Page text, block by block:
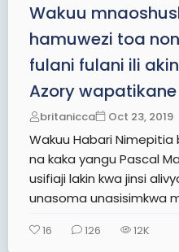
Wakuu
hamuwezi toa
fulani fulani ili
Azory wapatikane
britanicca Oct 23, 2019
Wakuu Habari
na kaka yangu Pascal
usifiaji lakin kwa jinsi
unasoma unasisimkwa
16 126 12K